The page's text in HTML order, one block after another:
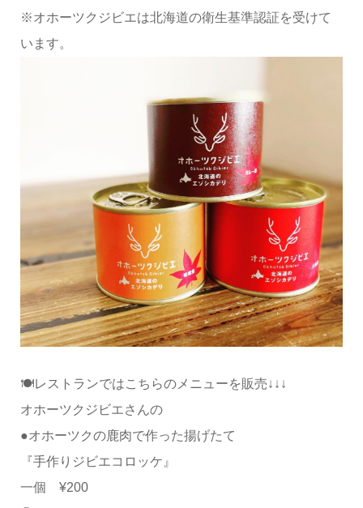
※オホーツクジビエは北海道の衛生基準認証を受けて
います。
🍽レストランではこちらのメニューを販売↓↓↓
オホーツクジビエさんの
●オホーツクの鹿肉で作った揚げたて
『手作りジビエコロッケ』
一個 ¥200